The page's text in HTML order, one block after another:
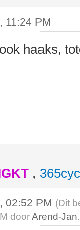
11:24 PM
haaks,
,
02:52 PM (Dit
doorArend-Jan